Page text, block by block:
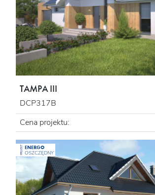
TAMPA III
DCP317B
Cena projektu:
PROJEKT ENERGO
OSZCZĘDNY